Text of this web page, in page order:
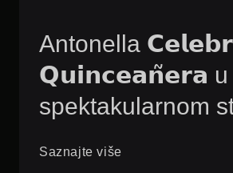
Antonella
𝗤𝘂𝗶𝗻𝗰𝗲𝗮𝗻̃𝗲𝗿𝗮 u
spektakularnom
Saznajte više